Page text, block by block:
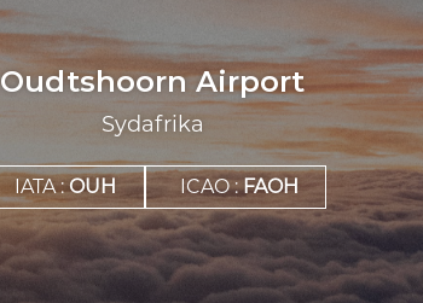
Oudtshoorn Airport
Sydafrika
IATA :OUH ICAO :FAOH